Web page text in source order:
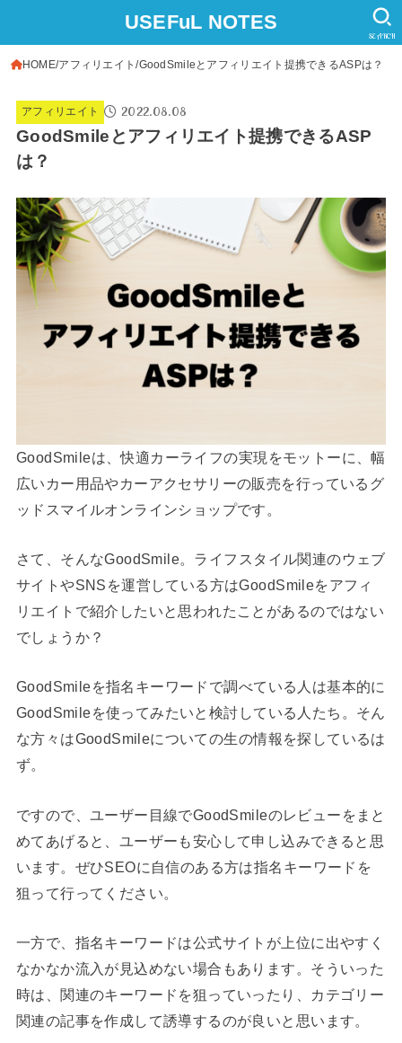
USEFuL NOTES
SEARCH
HOME アフィリエイト GoodSmileとアフィリエイト提携できるASPは？
アフィリエイト 2022.08.08
GoodSmileとアフィリエイト提携できるASP
は？
GoodSmileは、快適カーライフの実現をモットーに、幅
広いカー用品やカーアクセサリーの販売を行っているグ
ッドスマイルオンラインショップです。
さて、そんなGoodSmile。ライフスタイル関連のウェブ
サイトやSNSを運営している方はGoodSmileをアフィ
リエイトで紹介したいと思われたことがあるのではない
でしょうか？
GoodSmileを指名キーワードで調べている人は基本的に
GoodSmileを使ってみたいと検討している人たち。そん
な方々はGoodSmileについての生の情報を探しているは
ず。
ですので、ユーザー目線でGoodSmileのレビューをまと
めてあげると、ユーザーも安心して申し込みできると思
います。ぜひSEOに自信のある方は指名キーワードを
狙って行ってください。
一方で、指名キーワードは公式サイトが上位に出やすく
なかなか流入が見込めない場合もあります。そういった
時は、関連のキーワードを狙っていったり、カテゴリー
関連の記事を作成して誘導するのが良いと思います。